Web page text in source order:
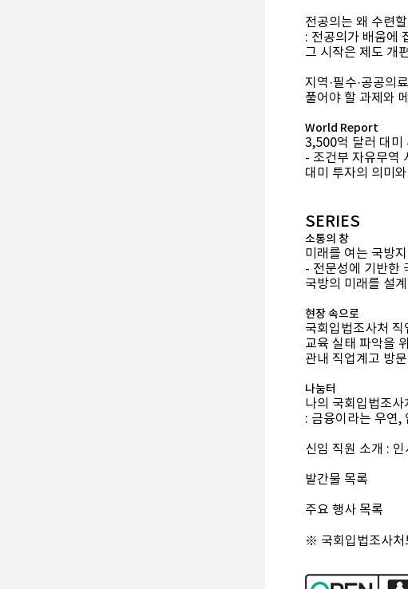
전공의는 왜 수련
: 전공의가 배움에
그 시작은 제도 개
지역·필수·공공의
풀어야 할 과제와
World Report
3,500억 달러 대미
- 조건부 자유무역
대미 투자의 의미
SERIES
소통의 창
미래를 여는 국방
- 전문성에 기반한
국방의 미래를 설
현장 속으로
국회입법조사처
교육 실태 파악을
관내 직업계고 방
나눔터
나의 국회입법조사
: 금융이라는 우연,
신임 직원 소개 :
발간물 목록
주요 행사 목록
※ 국회입법조사처